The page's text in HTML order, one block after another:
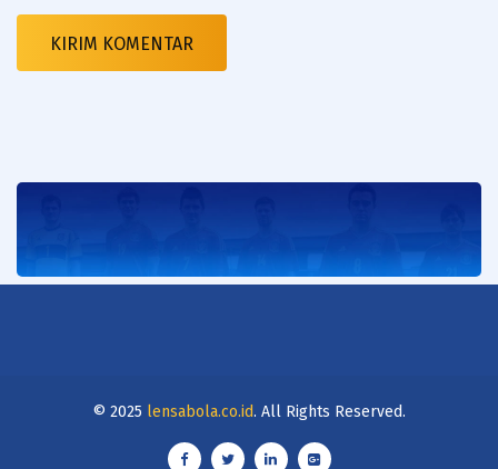
© 2025 lensabola.co.id. All Rights Reserved.